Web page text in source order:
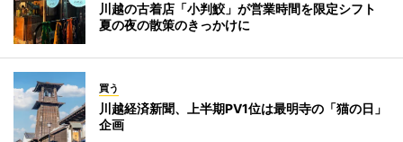
川越の古着店「小判鮫」が営業時間を限定シフト
夏の夜の散策のきっかけに
買う
川越経済新聞、上半期PV1位は最明寺の「猫の日」
企画